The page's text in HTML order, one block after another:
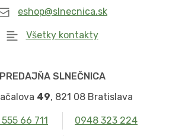
eshop@slnecnica.sk
Všetky kontakty
PREDAJŇA SLNEČNICA
49, 821 08 Bratislava
66 711 0948 323 224